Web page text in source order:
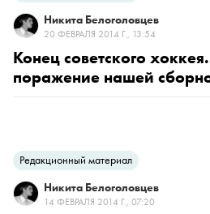
Никита Белоголовцев
20 ФЕВРАЛЯ 2014 Г., 13:54
Конец советского
поражение нашей
Редакционный материал
Никита Белоголовцев
14 ФЕВРАЛЯ 2014 Г., 07:20